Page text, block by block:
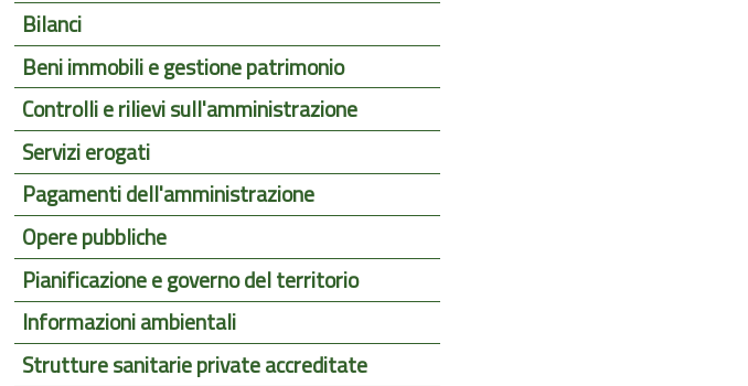
Bilanci
Beni immobili e gestione patrimonio
Controlli e rilievi sull'amministrazione
Servizi erogati
Pagamenti dell'amministrazione
Opere pubbliche
Pianificazione e governo del territorio
Informazioni ambientali
Strutture sanitarie private accreditate